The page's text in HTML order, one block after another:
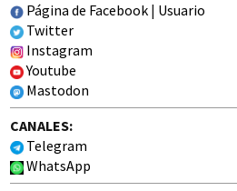
Página de Facebook | Usuario
Twitter
Instagram
Youtube
Mastodon
CANALES:
Telegram
WhatsApp